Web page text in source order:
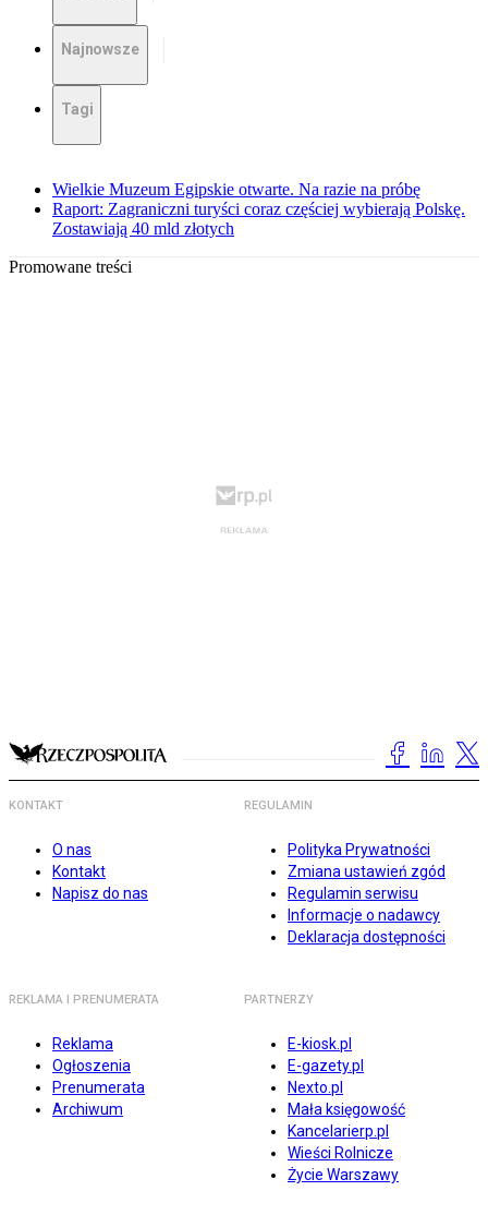
Najnowsze
Tagi
Wielkie Muzeum Egipskie otwarte. Na razie na próbę
Raport: Zagraniczni turyści coraz częściej wybierają Polskę.
Zostawiają 40 mld złotych
Promowane treści
KONTAKT
O nas
Kontakt
Napisz do nas
REGULAMIN
Polityka Prywatności
Zmiana ustawień zgód
Regulamin serwisu
Informacje o nadawcy
Deklaracja dostępności
REKLAMA I PRENUMERATA
Reklama
Ogłoszenia
Prenumerata
Archiwum
PARTNERZY
E-kiosk.pl
E-gazety.pl
Nexto.pl
Mała księgowość
Kancelarierp.pl
Wieści Rolnicze
Życie Warszawy